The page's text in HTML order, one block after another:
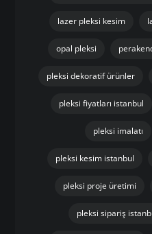
lazer pleksi kesim
opal pleksi
pleksi dekoratif ürünler
pleksi fiyatları istanbul
pleksi imalatı
pleksi kesim istanbul
pleksi proje üretimi
pleksi sipariş